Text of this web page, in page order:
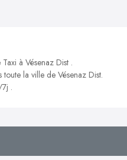
à Vésenaz Dist .
la ville de Vésenaz Dist.
.